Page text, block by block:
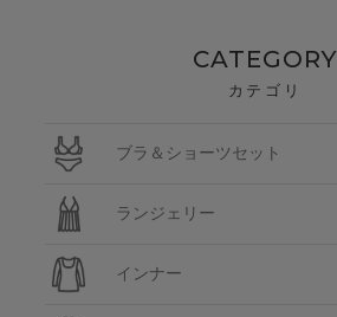
CATEGORY
カテゴリ
ブラ＆ショーツセット
ランジェリー
インナー